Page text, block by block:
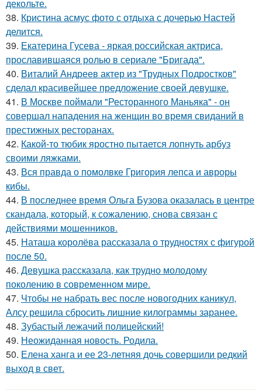
декольте.
38. Кристина асмус фото с отдыха с дочерью Настей
делится.
39. Екатерина Гусева - яркая российская актриса,
прославившаяся ролью в сериале "Бригада".
40. Виталий Андреев актер из "Трудных Подростков"
сделал красивейшее предложение своей девушке.
41. В Москве поймали "Ресторанного Маньяка" - он
совершал нападения на женщин во время свиданий в
престижных ресторанах.
42. Какой-то тюбик яростно пытается лопнуть арбуз
своими ляжками.
43. Вся правда о помолвке Григория лепса и авроры
кибы.
44. В последнее время Ольга Бузова оказалась в центре
скандала, который, к сожалению, снова связан с
действиями мошенников.
45. Наташа королёва рассказала о трудностях с фигурой
после 50.
46. Девушка рассказала, как трудно молодому
поколению в современном мире.
47. Чтобы не набрать вес после новогодних каникул,
Алсу решила сбросить лишние килограммы заранее.
48. Зубастый лежачий полицейский!
49. Неожиданная новость. Родила.
50. Елена ханга и ее 23-летняя дочь совершили редкий
выход в свет.